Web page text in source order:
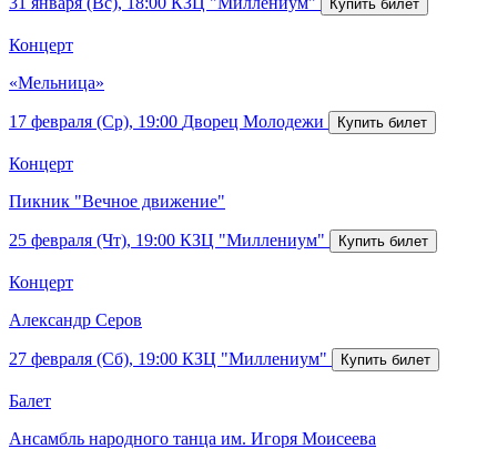
Концерт
«Мельница»
17 февраля (Ср), 19:00 Дворец Молодежи
Концерт
Пикник "Вечное движение"
25 февраля (Чт), 19:00 КЗЦ "Миллениум"
Концерт
Александр Серов
27 февраля (Сб), 19:00 КЗЦ "Миллениум"
Балет
Ансамбль народного танца им. Игоря Моисеева